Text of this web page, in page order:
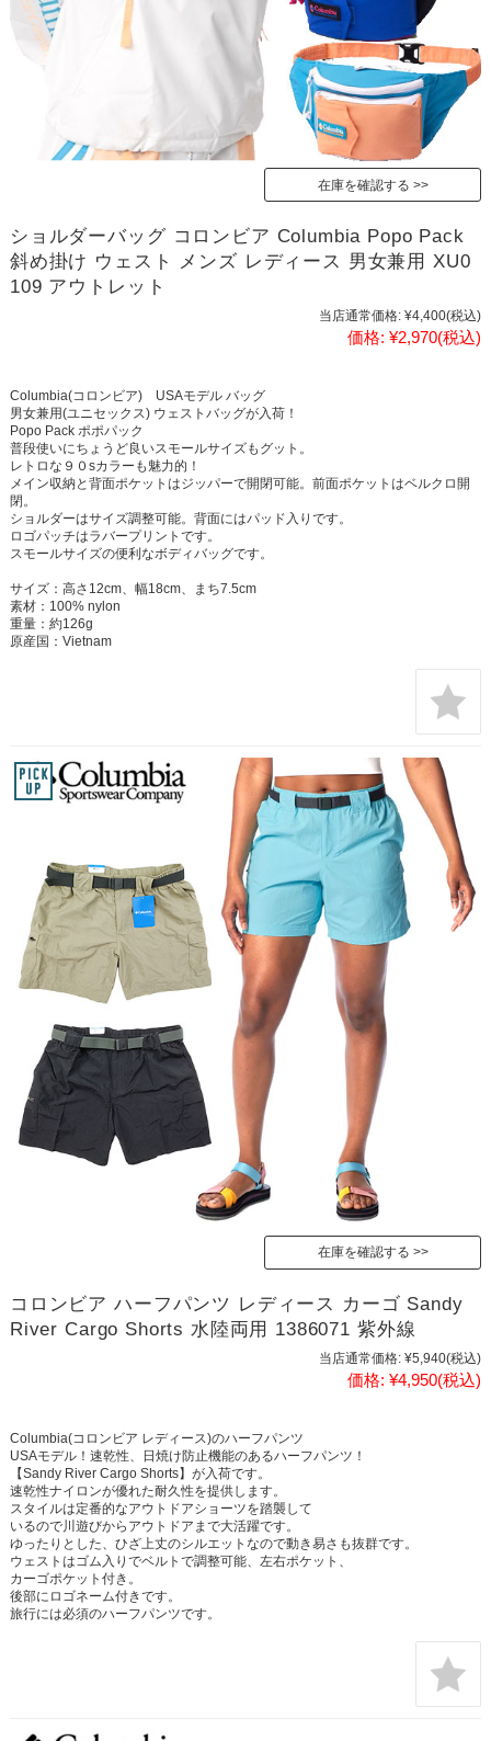
在庫を確認する
ショルダーバッグ コロンビア Columbia Popo Pack
斜め掛け ウェスト メンズ レディース 男女兼用 XU0
109 アウトレット
当店通常価格: ¥4,400(税込)
価格: ¥2,970(税込)
Columbia(コロンビア) USAモデル バッグ
男女兼用(ユニセックス) ウェストバッグが入荷！
Popo Pack ポポパック
普段使いにちょうど良いスモールサイズもグット。
レトロな９０sカラーも魅力的！
メイン収納と背面ポケットはジッパーで開閉可能。前面ポケットはベルクロ開
閉。
ショルダーはサイズ調整可能。背面にはパッド入りです。
ロゴパッチはラバープリントです。
スモールサイズの便利なボディバッグです。
サイズ：高さ12cm、幅18cm、まち7.5cm
素材：100% nylon
重量：約126g
原産国：Vietnam
在庫を確認する
コロンビア ハーフパンツ レディース カーゴ Sandy
River Cargo Shorts 水陸両用 1386071 紫外線
当店通常価格: ¥5,940(税込)
価格: ¥4,950(税込)
Columbia(コロンビア レディース)のハーフパンツ
USAモデル！速乾性、日焼け防止機能のあるハーフパンツ！
【Sandy River Cargo Shorts】が入荷です。
速乾性ナイロンが優れた耐久性を提供します。
スタイルは定番的なアウトドアショーツを踏襲して
いるので川遊びからアウトドアまで大活躍です。
ゆったりとした、ひざ上丈のシルエットなので動き易さも抜群です。
ウェストはゴム入りでベルトで調整可能、左右ポケット、
カーゴポケット付き。
後部にロゴネーム付きです。
旅行には必須のハーフパンツです。